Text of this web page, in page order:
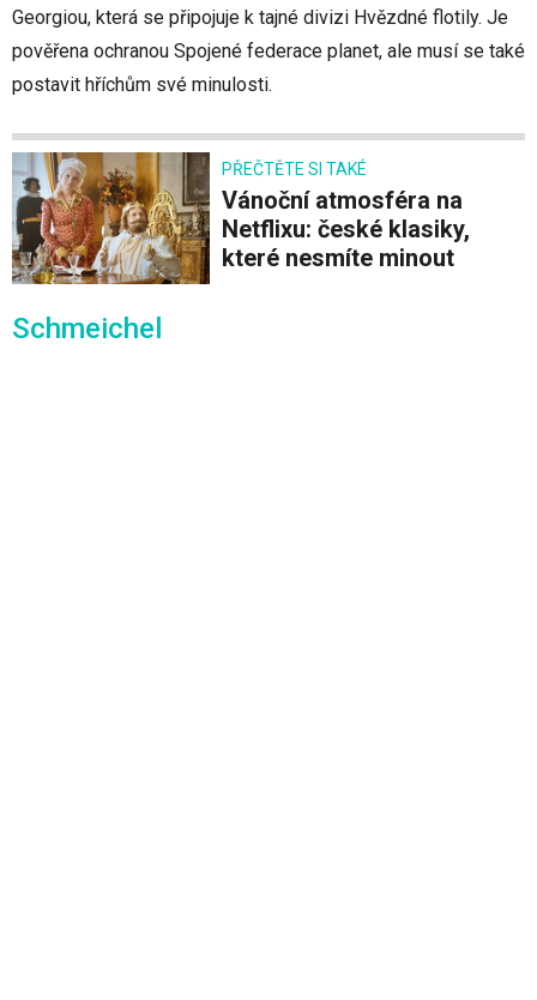
Georgiou, která se připojuje k tajné divizi Hvězdné flotily. Je
pověřena ochranou Spojené federace planet, ale musí se také
postavit hříchům své minulosti.
PŘEČTĚTE SI TAKÉ
Vánoční atmosféra na
Netflixu: české klasiky,
které nesmíte minout
Schmeichel